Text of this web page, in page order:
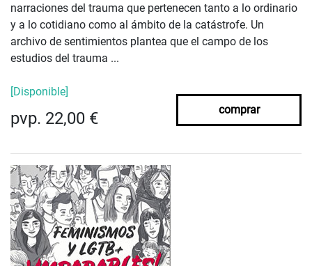
narraciones del trauma que pertenecen tanto a lo ordinario
y a lo cotidiano como al ámbito de la catástrofe. Un
archivo de sentimientos plantea que el campo de los
estudios del trauma ...
[Disponible]
pvp. 22,00 € comprar